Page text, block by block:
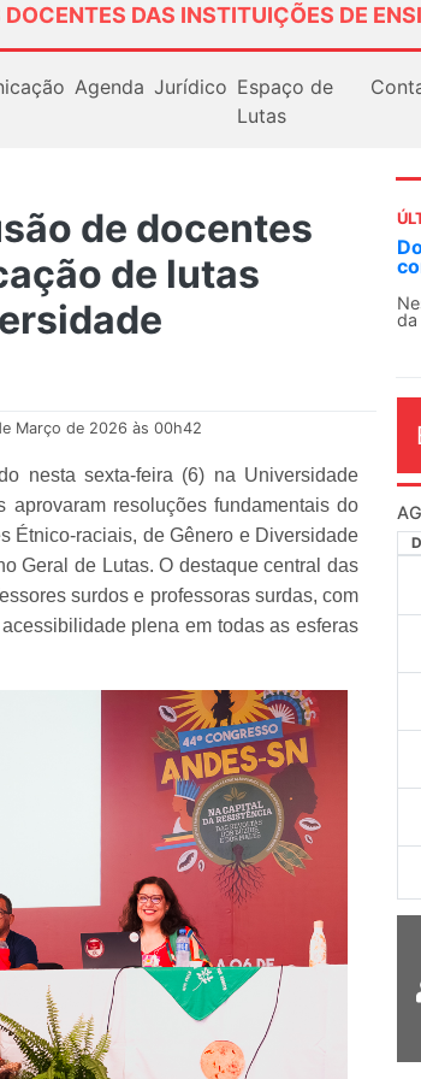
DAS INSTITUIÇÕES DE
Agenda Jurídico Espaço de
Lutas
de docentes
de lutas
Março de 2026 às 00h42
nesta sexta-feira (6) na Universidade
resoluções fundamentais do
Étnico-raciais, de Gênero e Diversidade
Geral de Lutas. O destaque central das
surdos e professoras surdas, com
plena em todas as esferas
O